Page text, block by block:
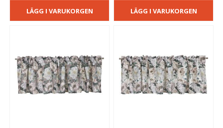
LÄGG I VARUKORGEN LÄGG I VARUKORGEN